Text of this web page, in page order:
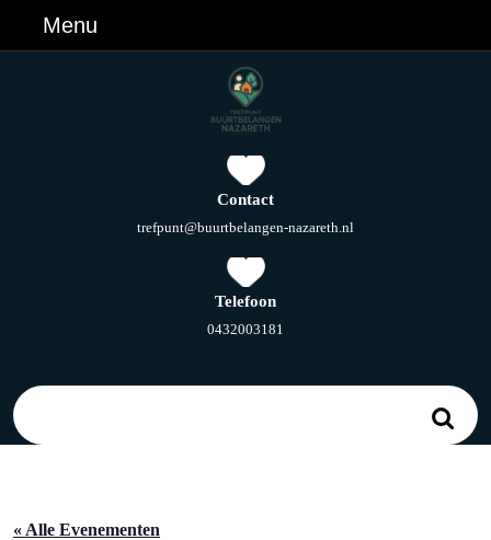
Menu
Contact
trefpunt@buurtbelangen-nazareth.nl
Telefoon
0432003181
« Alle Evenementen